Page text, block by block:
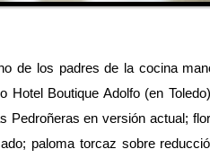
de los padres de la cocina
Hotel Boutique Adolfo (en
Pedroñeras en versión actual;
paloma torcaz sobre